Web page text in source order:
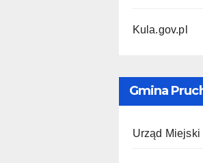
Kula.gov.pl
Gmina
Urząd Miejski